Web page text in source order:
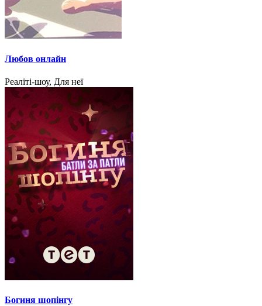
Любов онлайн
Реаліті-шоу, Для неї
Богиня шопінгу